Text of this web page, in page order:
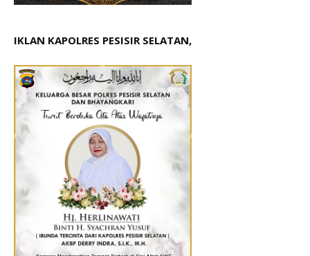
IKLAN KAPOLRES PESISIR SELATAN,